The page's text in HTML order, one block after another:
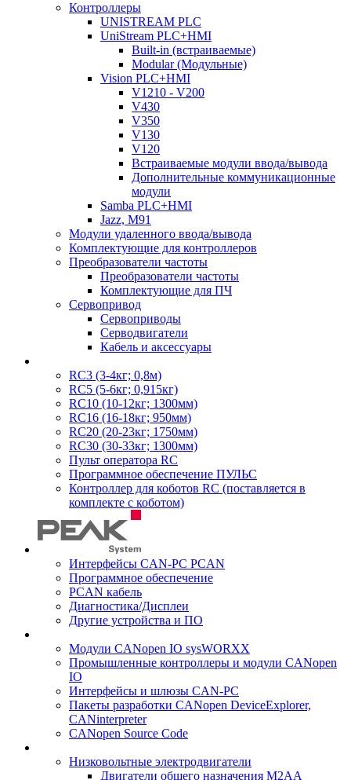
Контроллеры
UNISTREAM PLC
UniStream PLC+HMI
Built-in (встраиваемые)
Modular (Модульные)
Vision PLC+HMI
V1210 - V200
V430
V350
V130
V120
Встраиваемые модули ввода/вывода
Дополнительные коммуникационные
модули
Samba PLC+HMI
Jazz, M91
Модули удаленного ввода/вывода
Комплектующие для контроллеров
Преобразователи частоты
Преобразователи частоты
Комплектующие для ПЧ
Сервопривод
Сервоприводы
Серводвигатели
Кабель и аксессуары
RC3 (3-4кг; 0,8м)
RC5 (5-6кг; 0,915кг)
RC10 (10-12кг; 1300мм)
RC16 (16-18кг; 950мм)
RC20 (20-23кг; 1750мм)
RC30 (30-33кг; 1300мм)
Пульт оператора RC
Программное обеспечение ПУЛЬС
Контроллер для коботов RC (поставляется в
комплекте с коботом)
Интерфейсы CAN-PC PCAN
Программное обеспечение
PCAN кабель
Диагностика/Дисплеи
Другие устройства и ПО
Модули CANopen IO sysWORXX
Промышленные контроллеры и модули CANopen
IO
Интерфейсы и шлюзы CAN-PC
Пакеты разработки CANopen DeviceExplorer,
CANinterpreter
CANopen Source Code
Низковольтные электродвигатели
Двигатели общего назначения M2AA